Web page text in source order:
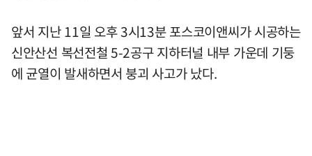
앞서 지난 11일 오후 3시13분 포스코이앤씨가 시공하는
신안산선 복선전철 5-2공구 지하터널 내부 가운데 기둥
에 균열이 발새하면서 붕괴 사고가 났다.